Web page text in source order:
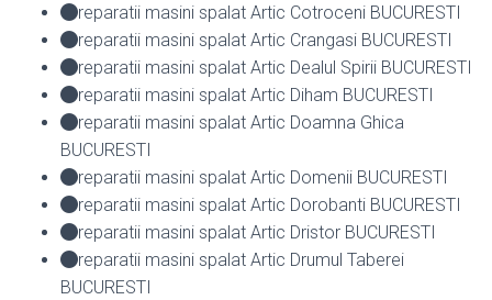
reparatii masini spalat Artic Cotroceni BUCURESTI
reparatii masini spalat Artic Crangasi BUCURESTI
reparatii masini spalat Artic Dealul Spirii BUCURESTI
reparatii masini spalat Artic Diham BUCURESTI
reparatii masini spalat Artic Doamna Ghica
BUCURESTI
reparatii masini spalat Artic Domenii BUCURESTI
reparatii masini spalat Artic Dorobanti BUCURESTI
reparatii masini spalat Artic Dristor BUCURESTI
reparatii masini spalat Artic Drumul Taberei
BUCURESTI